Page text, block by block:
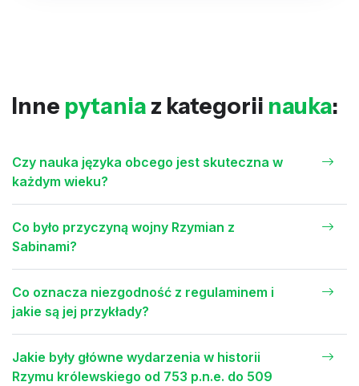
Inne pytania z kategorii nauka:
Czy nauka języka obcego jest skuteczna w
każdym wieku?
Co było przyczyną wojny Rzymian z
Sabinami?
Co oznacza niezgodność z regulaminem i
jakie są jej przykłady?
Jakie były główne wydarzenia w historii
Rzymu królewskiego od 753 p.n.e. do 509